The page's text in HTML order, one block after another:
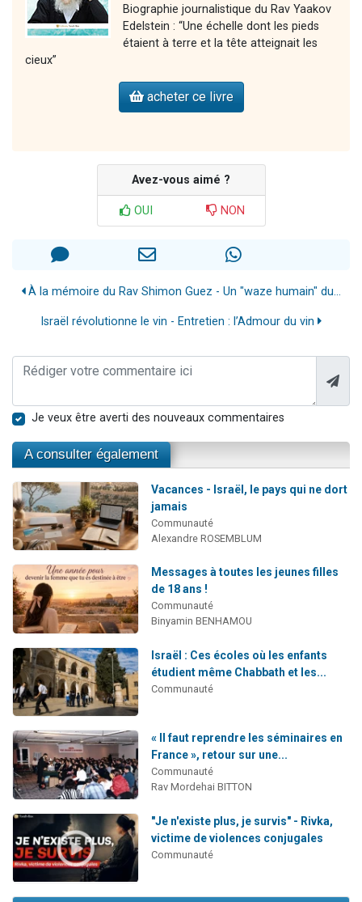
Biographie journalistique du Rav Yaakov
Edelstein : “Une échelle dont les pieds
étaient à terre et la tête atteignait les
cieux”
acheter ce livre
Avez-vous aimé ?
OUI NON
À la mémoire du Rav Shimon Guez - Un "waze humain" du...
Israël révolutionne le vin - Entretien : l’Admour du vin
Je veux être averti des nouveaux commentaires
A consulter également
Vacances - Israël, le pays qui ne dort
jamais
Communauté
Alexandre ROSEMBLUM
Messages à toutes les jeunes filles
de 18 ans !
Communauté
Binyamin BENHAMOU
Israël : Ces écoles où les enfants
étudient même Chabbath et les...
Communauté
« Il faut reprendre les séminaires en
France », retour sur une...
Communauté
Rav Mordehai BITTON
"Je n'existe plus, je survis" - Rivka,
victime de violences conjugales
Communauté